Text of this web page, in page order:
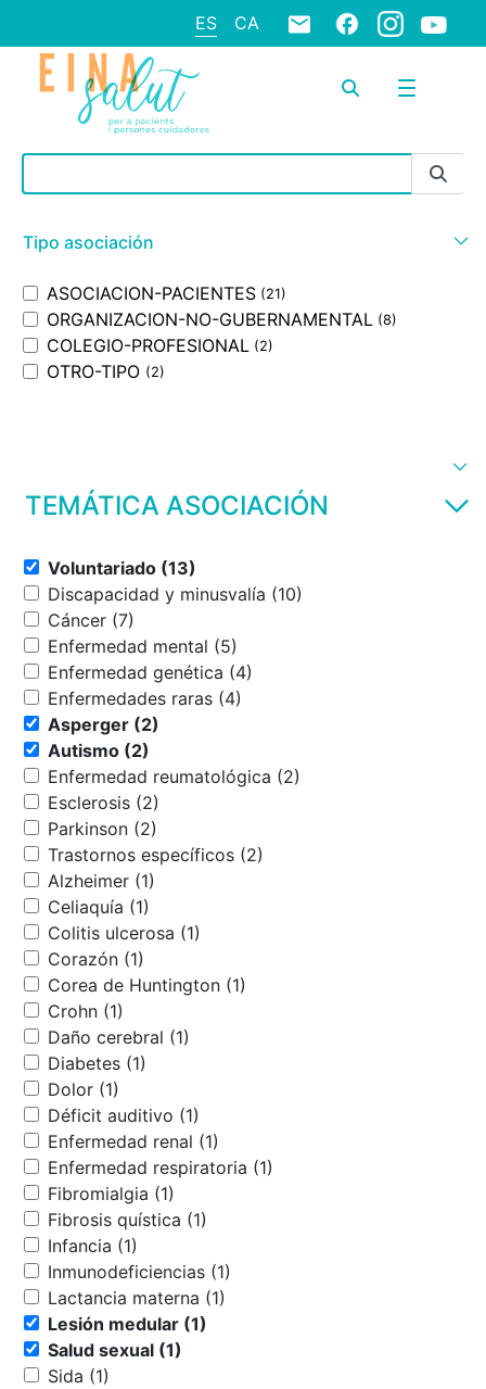
ES CA
Barra de búsqueda
Tipo asociación
ASOCIACION-PACIENTES (21)
ORGANIZACION-NO-GUBERNAMENTAL (8)
COLEGIO-PROFESIONAL (2)
OTRO-TIPO (2)
TEMÁTICA ASOCIACIÓN
Voluntariado (13)
Discapacidad y minusvalía (10)
Cáncer (7)
Enfermedad mental (5)
Enfermedad genética (4)
Enfermedades raras (4)
Asperger (2)
Autismo (2)
Enfermedad reumatológica (2)
Esclerosis (2)
Parkinson (2)
Trastornos específicos (2)
Alzheimer (1)
Celiaquía (1)
Colitis ulcerosa (1)
Corazón (1)
Corea de Huntington (1)
Crohn (1)
Daño cerebral (1)
Diabetes (1)
Dolor (1)
Déficit auditivo (1)
Enfermedad renal (1)
Enfermedad respiratoria (1)
Fibromialgia (1)
Fibrosis quística (1)
Infancia (1)
Inmunodeficiencias (1)
Lactancia materna (1)
Lesión medular (1)
Salud sexual (1)
Sida (1)